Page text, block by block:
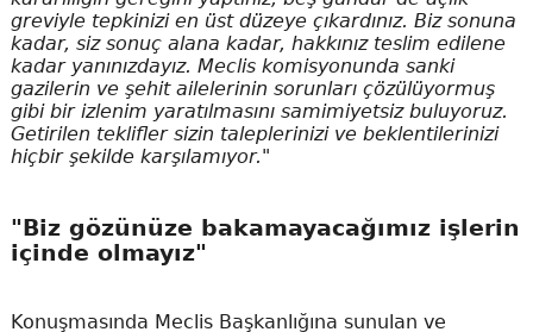
greviyle tepkinizi en üst düzeye çıkardınız. Biz sonuna
kadar, siz sonuç alana kadar, hakkınız teslim edilene
kadar yanınızdayız. Meclis komisyonunda sanki
gazilerin ve şehit ailelerinin sorunları çözülüyormuş
gibi bir izlenim yaratılmasını samimiyetsiz buluyoruz.
Getirilen teklifler sizin taleplerinizi ve beklentilerinizi
hiçbir şekilde karşılamıyor."
"Biz gözünüze bakamayacağımız işlerin
içinde olmayız"
Konuşmasında Meclis Başkanlığına sunulan ve